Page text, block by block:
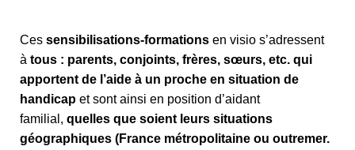
Ces sensibilisations-formations en visio s’adressent
à tous : parents, conjoints, frères, sœurs, etc. qui
apportent de l’aide à un proche en situation de
handicap et sont ainsi en position d’aidant
familial, quelles que soient leurs situations
géographiques (France métropolitaine ou outremer.